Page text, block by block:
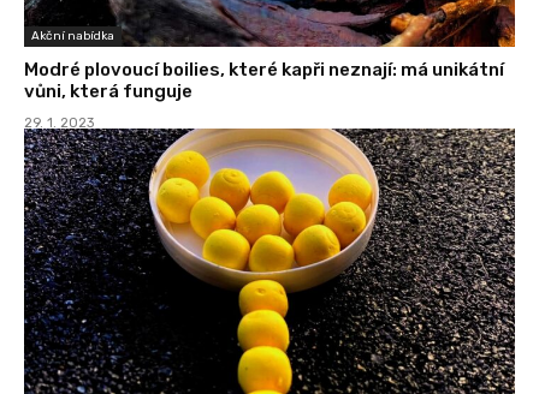
Akční nabídka
Modré plovoucí boilies, které kapři neznají: má unikátní
vůni, která funguje
29. 1. 2023